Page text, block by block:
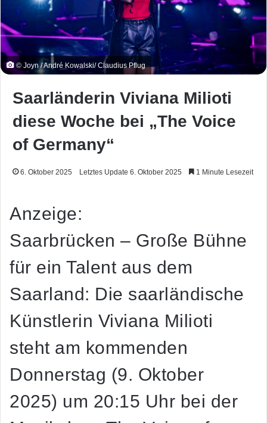
© Joyn / André Kowalski/ Claudius Pflug
Saarländerin Viviana Milioti
diese Woche bei „The Voice
of Germany“
6. Oktober 2025 Letztes Update 6. Oktober 2025 1 Minute Lesezeit
Anzeige:
Saarbrücken – Große Bühne
für ein Talent aus dem
Saarland: Die saarländische
Künstlerin Viviana Milioti
steht am kommenden
Donnerstag (9. Oktober
2025) um 20:15 Uhr bei der